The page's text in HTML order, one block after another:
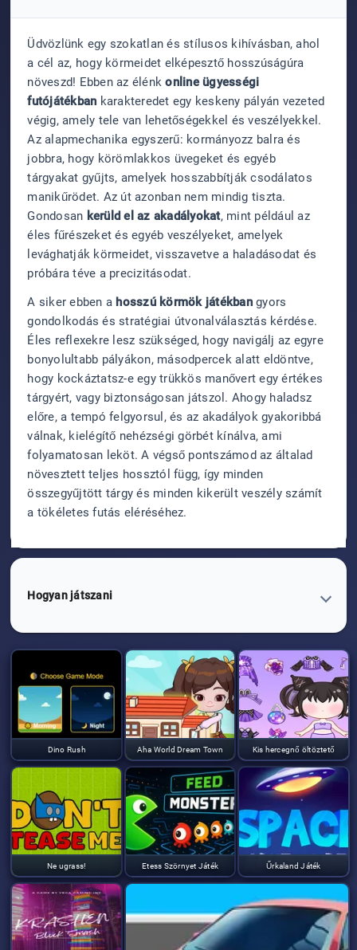
Üdvözlünk egy szokatlan és stílusos kihívásban, ahol
a cél az, hogy körmeidet elképesztő hosszúságúra
növeszd! Ebben az élénkonline ügyességi
futójátékban karakteredet egy keskeny pályán vezeted
végig, amely tele van lehetőségekkel és veszélyekkel.
Az alapmechanika egyszerű: kormányozz balra és
jobbra, hogy körömlakkos üvegeket és egyéb
tárgyakat gyűjts, amelyek hosszabbítják csodálatos
manikűrödet. Az út azonban nem mindig tiszta.
Gondosan kerüld el az akadályokat, mint például az
éles fűrészeket és egyéb veszélyeket, amelyek
levághatják körmeidet, visszavetve a haladásodat és
próbára téve a precizitásodat.
A siker ebben a hosszú körmök játékbangyors
gondolkodás és stratégiai útvonalválasztás kérdése.
Éles reflexekre lesz szükséged, hogy navigálj az egyre
bonyolultabb pályákon, másodpercek alatt eldöntve,
hogy kockáztatsz-e egy trükkös manővert egy értékes
tárgyért, vagy biztonságosan játszol. Ahogy haladsz
előre, a tempó felgyorsul, és az akadályok gyakoribbá
válnak, kielégítő nehézségi görbét kínálva, ami
folyamatosan leköt. A végső pontszámod az általad
növesztett teljes hossztól függ, így minden
összegyűjtött tárgy és minden kikerült veszély számít
a tökéletes futás eléréséhez.
Hogyan játszani
Dino Rush Aha World Dream Town Kis hercegnő öltöztető
Ne ugrass! Etess Szörnyet Játék Űrkaland Játék